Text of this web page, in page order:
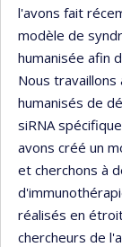
l'avons fait
modèle de
humanisée afin
Nous travaillons
humanisés de
siRNA
avons créé un
et cherchons à
réalisés en
chercheurs de